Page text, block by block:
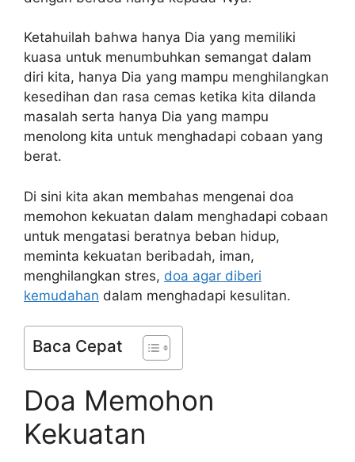
Ketahuilah bahwa hanya Dia yang memiliki
kuasa untuk menumbuhkan semangat dalam
diri kita, hanya Dia yang mampu menghilangkan
kesedihan dan rasa cemas ketika kita dilanda
masalah serta hanya Dia yang mampu
menolong kita untuk menghadapi cobaan yang
berat.
Di sini kita akan membahas mengenai doa
memohon kekuatan dalam menghadapi cobaan
untuk mengatasi beratnya beban hidup,
meminta kekuatan beribadah, iman,
menghilangkan stres, doa agar diberi
kemudahan dalam menghadapi kesulitan.
Baca Cepat
Doa Memohon
Kekuatan